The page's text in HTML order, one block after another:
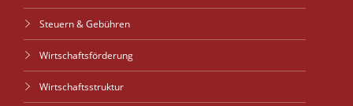
Steuern & Gebühren
Wirtschaftsförderung
Wirtschaftsstruktur